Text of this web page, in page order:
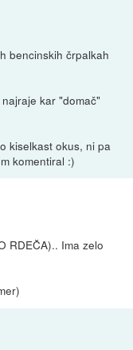
bencinskih črpalkah
kar "domač"
kiselkast okus, ni pa
komentiral :)
RDEČA).. Ima zelo